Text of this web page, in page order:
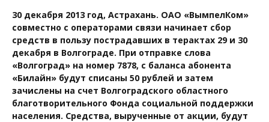
30 декабря 2013 год, Астрахань. ОАО «ВымпелКом»
совместно с операторами связи начинает сбор
средств в пользу пострадавших в терактах 29 и 30
декабря в Волгограде. При отправке слова
«Волгоград» на номер 7878, с баланса абонента
«Билайн» будут списаны 50 рублей и затем
зачислены на счет Волгоградского областного
благотворительного Фонда социальной поддержки
населения. Средства, вырученные от акции, будут